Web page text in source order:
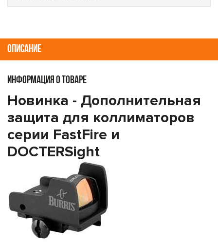
ОПИСАНИЕ
ИНФОРМАЦИЯ О ТОВАРЕ
Новинка - Дополнительная
защита для коллиматоров
серии FastFire и
DOCTERSight